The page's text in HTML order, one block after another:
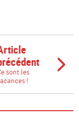
sont les
!